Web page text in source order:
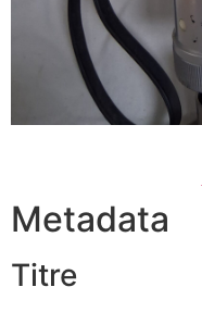
Metadata
Titre